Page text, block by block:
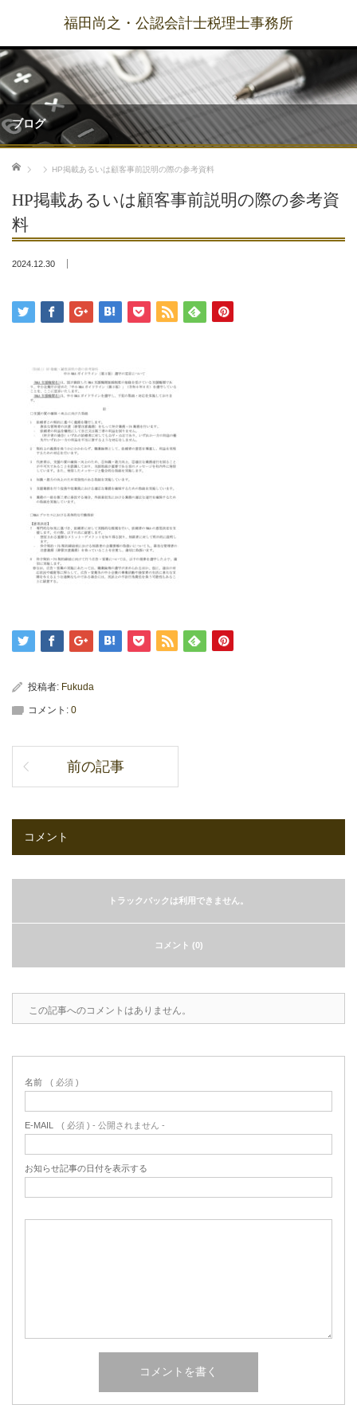
福田尚之・公認会計士税理士事務所
ブログ
ホーム HP掲載あるいは顧客事前説明の際の参考資料
HP掲載あるいは顧客事前説明の際の参考資
料
2024.12.30
投稿者: Fukuda
コメント: 0
前の記事
コメント
トラックバックは利用できません。
コメント (0)
この記事へのコメントはありません。
名前 ( 必須 )
E-MAIL ( 必須 ) - 公開されません -
お知らせ記事の日付を表示する